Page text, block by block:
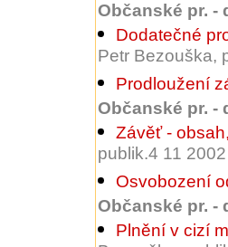
Občanské pr. -
Dodatečné
Petr Bezouška,
Prodloužení
Občanské pr. -
Závěť - obsah,
publik.4 11 2002
Osvobození
Občanské pr. -
Plnění v cizí